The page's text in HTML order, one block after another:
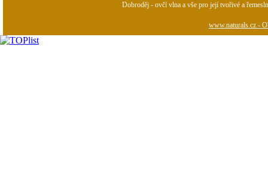
Dobroděj - ovčí vlna a vše pro její tvořivé a
www.naturals.cz -